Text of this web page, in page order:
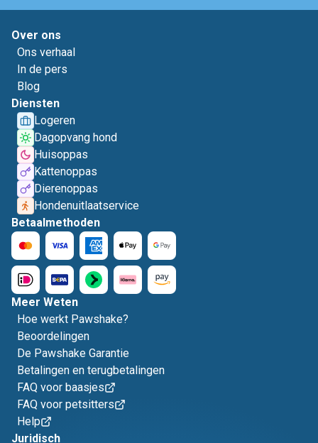
Over ons
Ons verhaal
In de pers
Blog
Diensten
Logeren
Dagopvang hond
Huisoppas
Kattenoppas
Dierenoppas
Hondenuitlaatservice
Betaalmethoden
Meer Weten
Hoe werkt Pawshake?
Beoordelingen
De Pawshake Garantie
Betalingen en terugbetalingen
FAQ voor baasjes
FAQ voor petsitters
Help
Juridisch